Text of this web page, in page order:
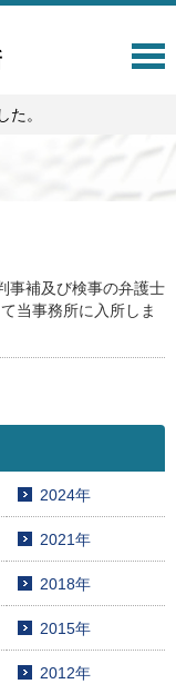
T
a
t
。
事補及び検事の弁護士
当事務所に入所しま
2024年
2021年
2018年
2015年
2012年